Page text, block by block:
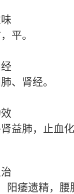
平。
、肾经。
益肺，止血
阳痿遗精，腰